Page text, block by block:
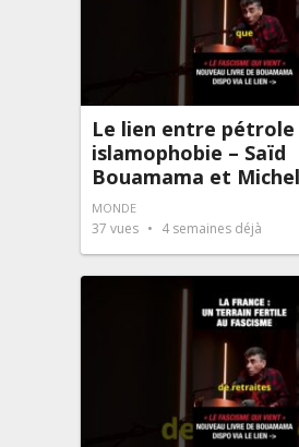
Le lien entre
islamophobie – Saïd
Bouamama et
MONDE
37 vues 4 semaines déjà